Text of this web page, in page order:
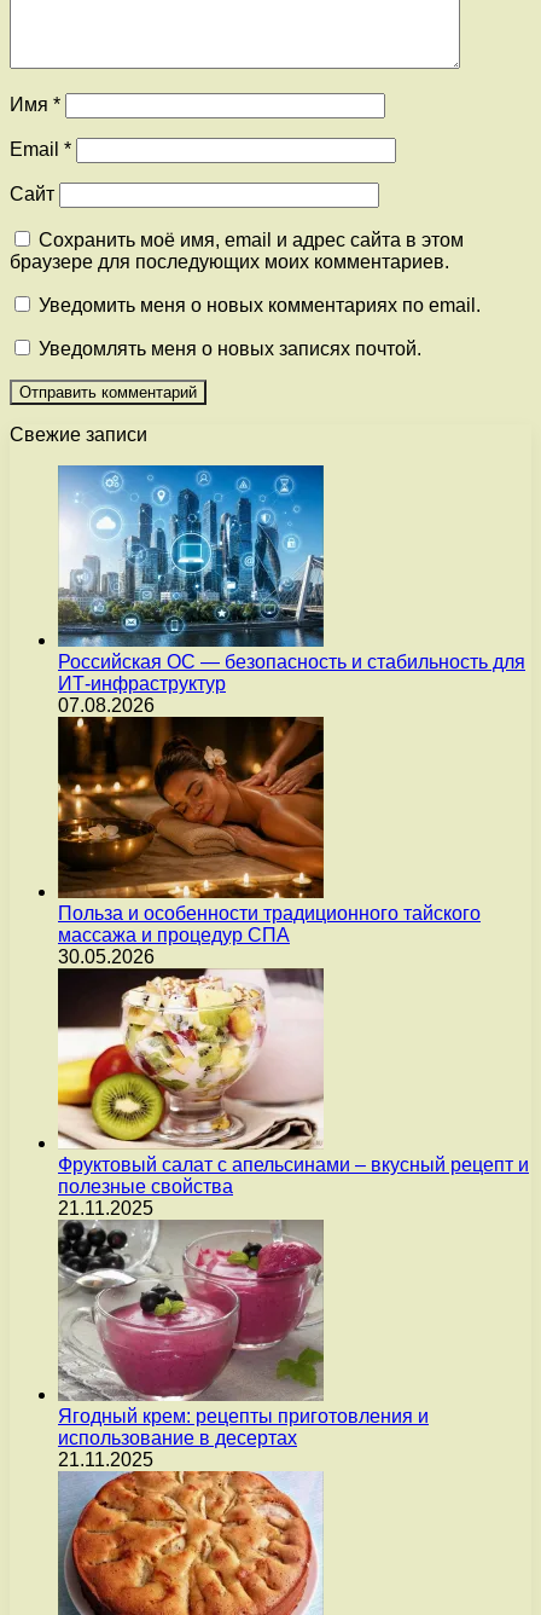
Имя *
Email *
Сайт
Сохранить моё имя, email и адрес сайта в этом
браузере для последующих моих комментариев.
Уведомить меня о новых комментариях по email.
Уведомлять меня о новых записях почтой.
Свежие записи
Российская ОС — безопасность и стабильность для
ИТ-инфраструктур
07.08.2026
Польза и особенности традиционного тайского
массажа и процедур СПА
30.05.2026
Фруктовый салат с апельсинами – вкусный рецепт и
полезные свойства
21.11.2025
Ягодный крем: рецепты приготовления и
использование в десертах
21.11.2025